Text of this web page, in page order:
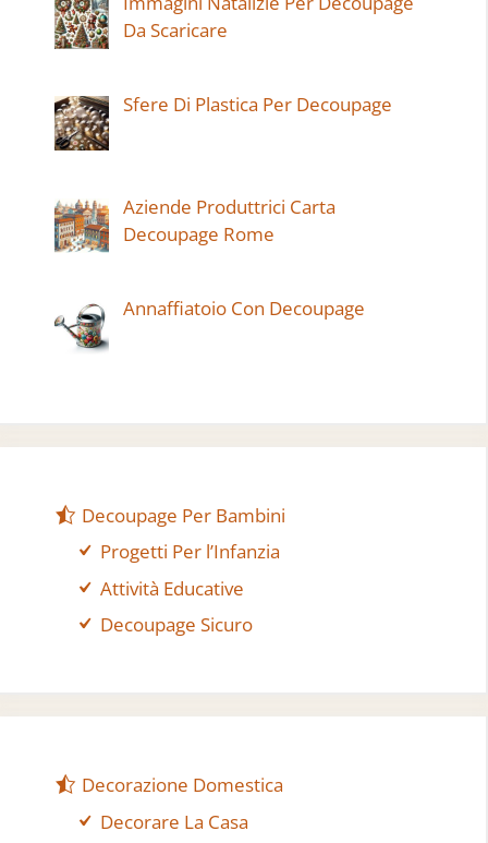
Da Scaricare
Sfere Di Plastica Per Decoupage
Aziende Produttrici Carta
Decoupage Rome
Annaffiatoio Con Decoupage
Decoupage Per Bambini
Progetti Per l’Infanzia
Attività Educative
Decoupage Sicuro
Decorazione Domestica
Decorare La Casa